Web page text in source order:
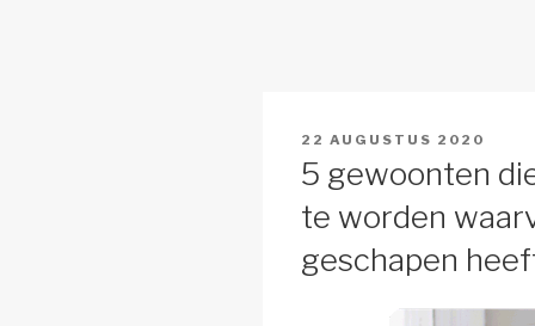
GEPLAATST
22 AUGUSTUS 2020
5 gewoonten
te worden
geschapen